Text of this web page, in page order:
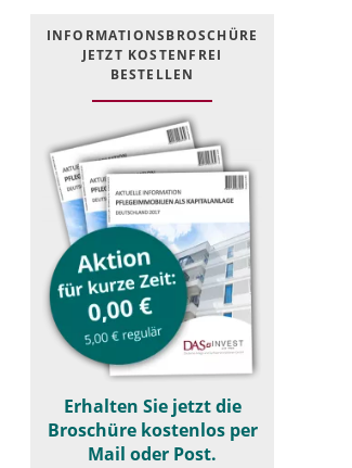
INFOR­MATIONS­BROSCHÜRE
JETZT KOSTEN­FREI
BESTELLEN
Erhalten Sie jetzt die
Broschüre kostenlos per
Mail oder Post.